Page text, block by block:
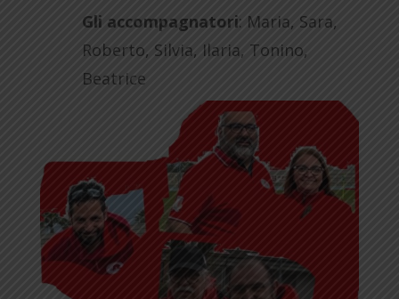
Gli accompagnatori: Maria, Sara,
Roberto, Silvia, Ilaria, Tonino,
Beatrice